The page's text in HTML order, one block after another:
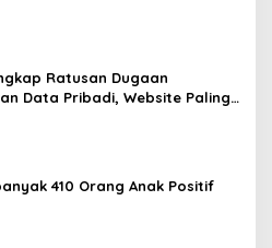
Ratusan Dugaan
Data Pribadi, Website Paling
410 Orang Anak Positif